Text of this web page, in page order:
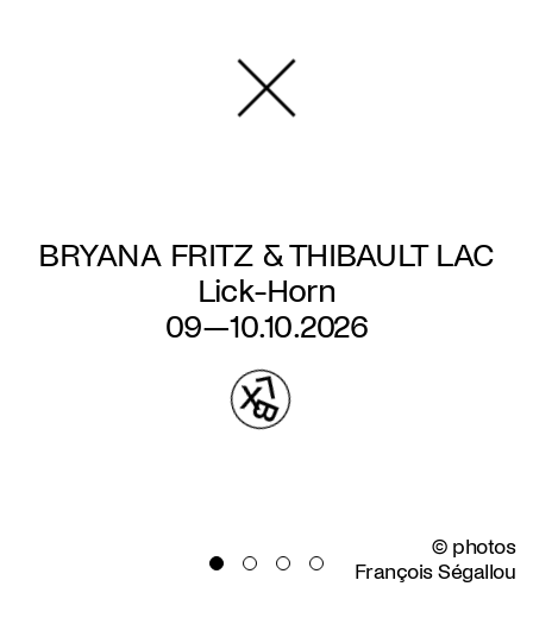
BRYANA FRITZ & THIBAULT LAC
Lick-Horn
09—10.10.2026
© photos
François Ségallou